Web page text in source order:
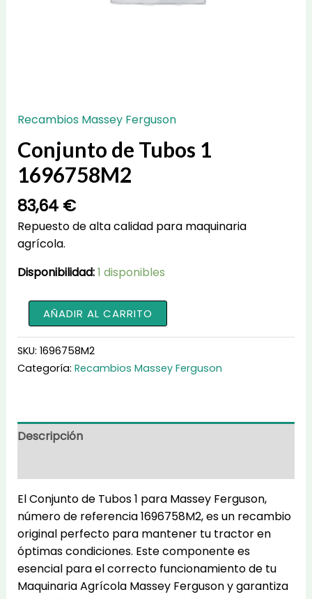
Recambios Massey Ferguson
Conjunto de Tubos 1
1696758M2
83,64 €
Repuesto de alta calidad para maquinaria
agrícola.
Disponibilidad:1 disponibles
Conjunto
de
Tubos
1
1696758M2
AÑADIR AL CARRITO
SKU: 1696758M2
Categoría: Recambios Massey Ferguson
Descripción
El Conjunto de Tubos 1 para Massey Ferguson,
número de referencia 1696758M2, es un recambio
original perfecto para mantener tu tractor en
óptimas condiciones. Este componente es
esencial para el correcto funcionamiento de tu
Maquinaria Agrícola Massey Ferguson y garantiza